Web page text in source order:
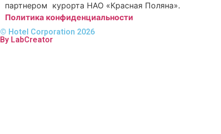
партнером курорта НАО «Красная Поляна».
Политика конфиденциальности
© Hotel Corporation 2026
By LabCreator